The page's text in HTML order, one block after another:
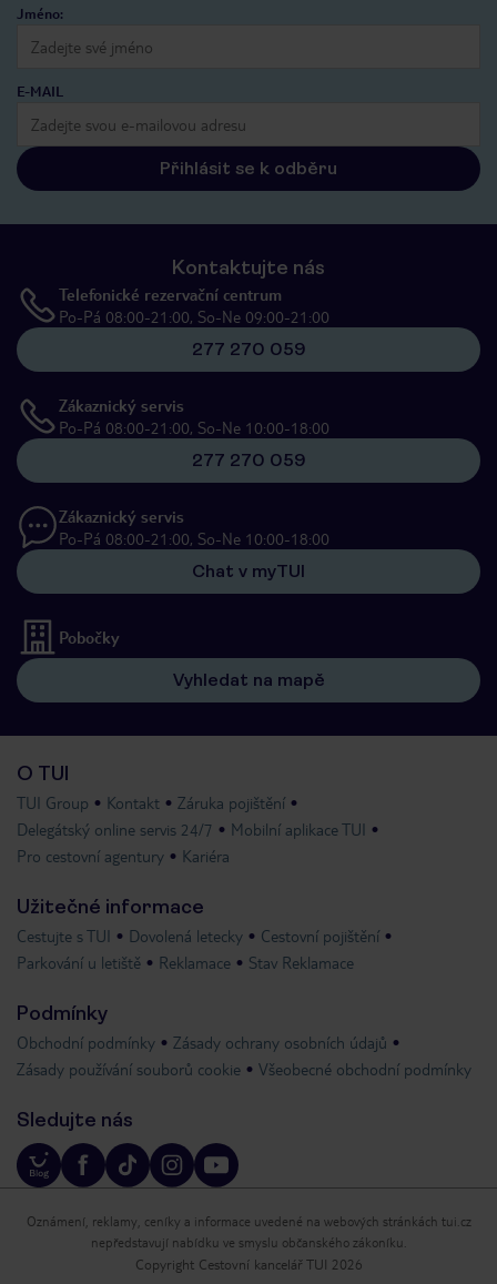
Jméno:
E-MAIL
Přihlásit se k odběru
Kontaktujte nás
Telefonické rezervační centrum
Po-Pá 08:00-21:00, So-Ne 09:00-21:00
277 270 059
Zákaznický servis
Po-Pá 08:00-21:00, So-Ne 10:00-18:00
277 270 059
Zákaznický servis
Po-Pá 08:00-21:00, So-Ne 10:00-18:00
Chat v myTUI
Pobočky
Vyhledat na mapě
O TUI
TUI Group Kontakt
Záruka pojištění
Delegátský online servis 24/7
Mobilní aplikace TUI
Pro cestovní agentury
Kariéra
Užitečné informace
Cestujte s TUI Dovolená letecky
Cestovní pojištění
Parkování u letiště
Reklamace Stav Reklamace
Podmínky
Obchodní podmínky
Zásady ochrany osobních údajů
Zásady používání souborů cookie
Všeobecné obchodní podmínky
Sledujte nás
Oznámení, reklamy, ceníky a informace uvedené na webových stránkách tui.cz
nepředstavují nabídku ve smyslu občanského zákoníku.
Copyright Cestovní kancelář TUI 2026